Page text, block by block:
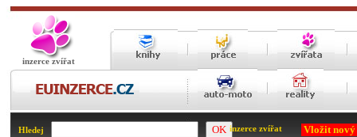
inzerce zvířat
Hledej inzerce zvířat Vložit